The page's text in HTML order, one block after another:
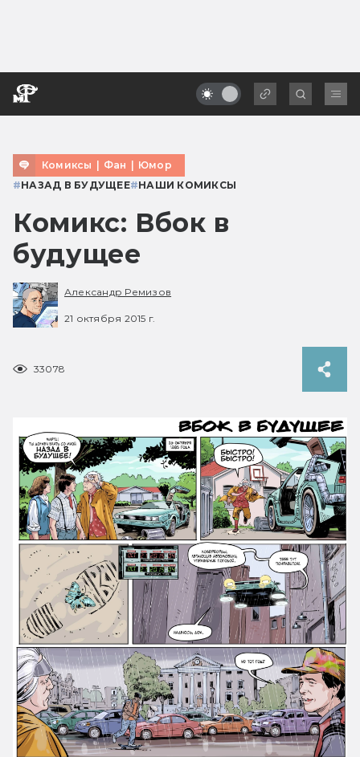
Комиксы | Фан | Юмор
#НАЗАД В БУДУЩЕЕ#НАШИ КОМИКСЫ
Комикс: Вбок в
будущее
Александр Ремизов
21 октября 2015 г.
33078